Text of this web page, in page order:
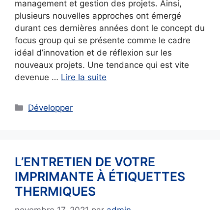
management et gestion des projets. Ainsi,
plusieurs nouvelles approches ont émergé
durant ces dernières années dont le concept du
focus group qui se présente comme le cadre
idéal d’innovation et de réflexion sur les
nouveaux projets. Une tendance qui est vite
devenue … Lire la suite
Catégories
Développer
L’ENTRETIEN DE VOTRE
IMPRIMANTE À ÉTIQUETTES
THERMIQUES